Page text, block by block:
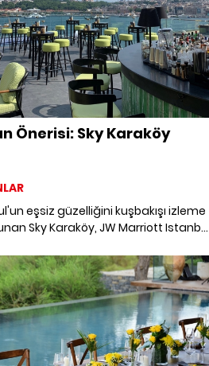
Önerisi: Sky Karaköy
eşsiz güzelliğini kuşbakışı izleme
Sky Karaköy, JW Marriott Istanbul